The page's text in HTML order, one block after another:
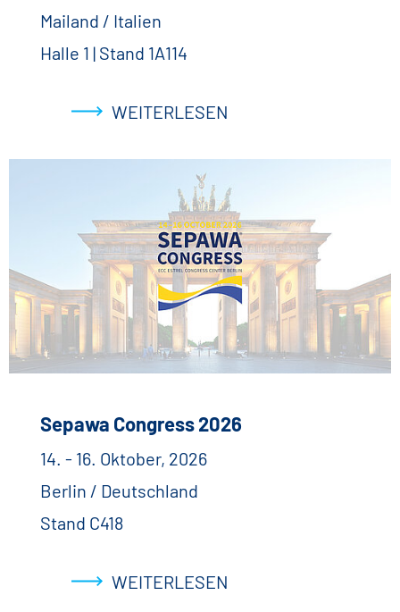
Mailand / Italien
Halle 1 | Stand 1A114
WEITERLESEN
Sepawa Congress 2026
14. - 16. Oktober, 2026
Berlin / Deutschland
Stand C418
WEITERLESEN